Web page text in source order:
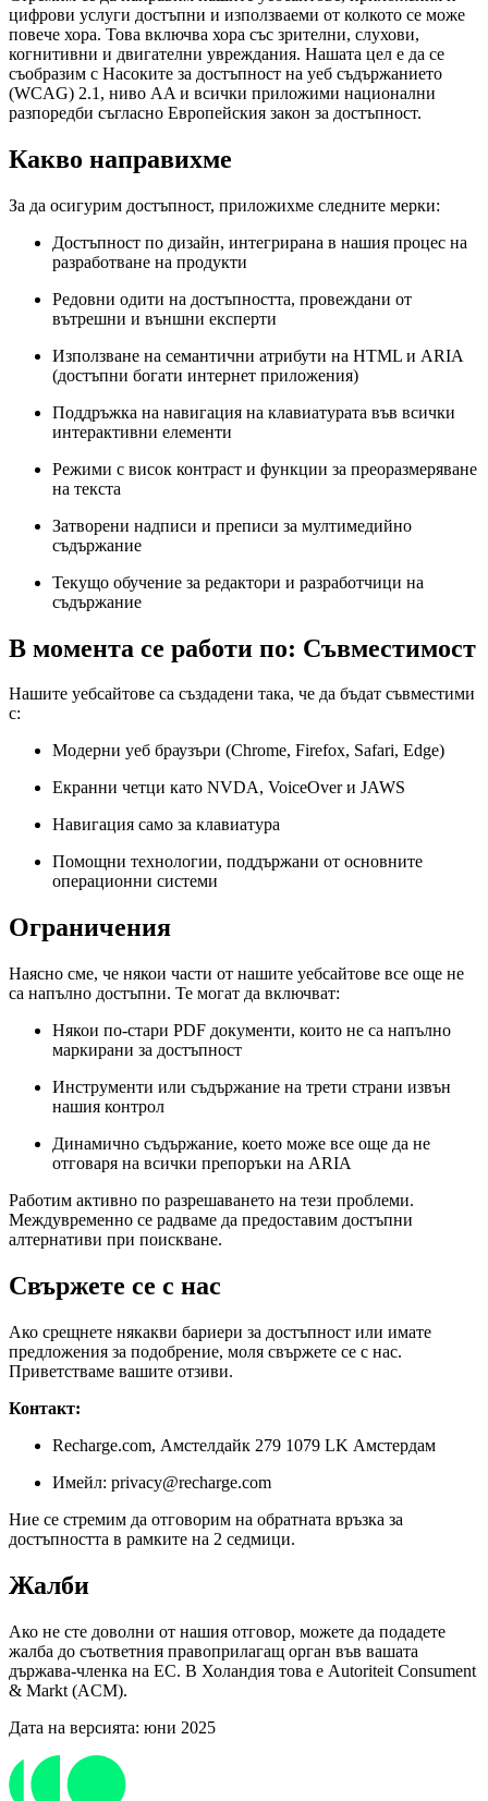
цифрови услуги достъпни и използваеми от колкото се може
повече хора. Това включва хора със зрителни, слухови,
когнитивни и двигателни увреждания. Нашата цел е да се
съобразим с Насоките за достъпност на уеб съдържанието
(WCAG) 2.1, ниво AA и всички приложими национални
разпоредби съгласно Европейския закон за достъпност.
Какво направихме
За да осигурим достъпност, приложихме следните мерки:
Достъпност по дизайн, интегрирана в нашия процес на
разработване на продукти
Редовни одити на достъпността, провеждани от
вътрешни и външни експерти
Използване на семантични атрибути на HTML и ARIA
(достъпни богати интернет приложения)
Поддръжка на навигация на клавиатурата във всички
интерактивни елементи
Режими с висок контраст и функции за преоразмеряване
на текста
Затворени надписи и преписи за мултимедийно
съдържание
Текущо обучение за редактори и разработчици на
съдържание
В момента се работи по: Съвместимост
Нашите уебсайтове са създадени така, че да бъдат съвместими
с:
Модерни уеб браузъри (Chrome, Firefox, Safari, Edge)
Екранни четци като NVDA, VoiceOver и JAWS
Навигация само за клавиатура
Помощни технологии, поддържани от основните
операционни системи
Ограничения
Наясно сме, че някои части от нашите уебсайтове все още не
са напълно достъпни. Те могат да включват:
Някои по-стари PDF документи, които не са напълно
маркирани за достъпност
Инструменти или съдържание на трети страни извън
нашия контрол
Динамично съдържание, което може все още да не
отговаря на всички препоръки на ARIA
Работим активно по разрешаването на тези проблеми.
Междувременно се радваме да предоставим достъпни
алтернативи при поискване.
Свържете се с нас
Ако срещнете някакви бариери за достъпност или имате
предложения за подобрение, моля свържете се с нас.
Приветстваме вашите отзиви.
Контакт:
Recharge.com, Амстелдайк 279 1079 LK Амстердам
Имейл: privacy@recharge.com
Ние се стремим да отговорим на обратната връзка за
достъпността в рамките на 2 седмици.
Жалби
Ако не сте доволни от нашия отговор, можете да подадете
жалба до съответния правоприлагащ орган във вашата
държава-членка на ЕС. В Холандия това е Autoriteit Consument
& Markt (ACM).
Дата на версията: юни 2025